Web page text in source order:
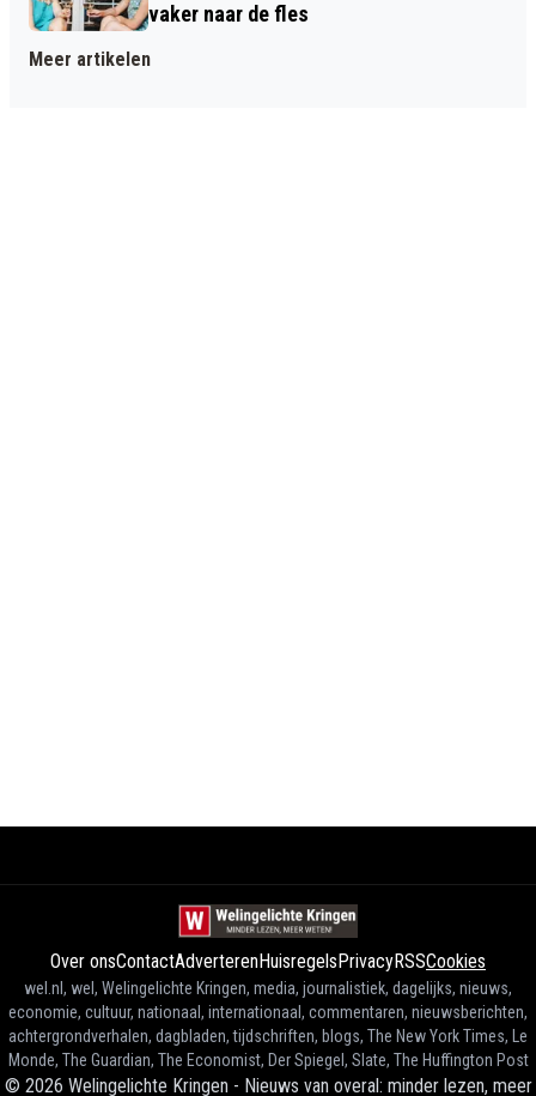
vaker naar de fles
Meer artikelen
Over onsContactAdverterenHuisregelsPrivacyRSSCookies
wel.nl, wel, Welingelichte Kringen, media, journalistiek, dagelijks, nieuws,
economie, cultuur, nationaal, internationaal, commentaren, nieuwsberichten,
achtergrondverhalen, dagbladen, tijdschriften, blogs, The New York Times, Le
Monde, The Guardian, The Economist, Der Spiegel, Slate, The Huffington Post
© 2026 Welingelichte Kringen - Nieuws van overal: minder lezen, meer